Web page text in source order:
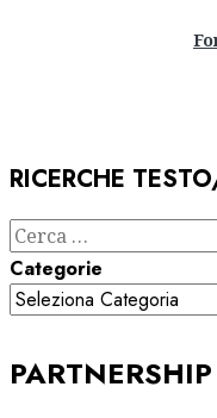
RICERCHE
Ricerca
per:
Categorie
PARTNERSHIP